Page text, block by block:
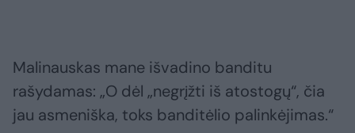
Malinauskas mane išvadino banditu
rašydamas: „O dėl „negrįžti iš atostogų“, čia
jau asmeniška, toks banditėlio palinkėjimas.“